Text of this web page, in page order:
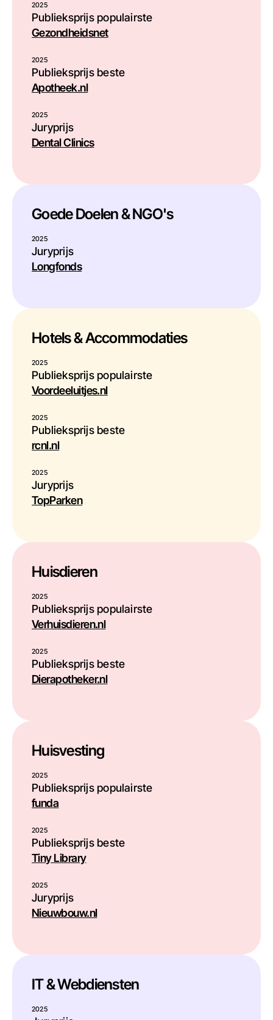
2025
Publieksprijs populairste
Gezondheidsnet
2025
Publieksprijs beste
Apotheek.nl
2025
Juryprijs
Dental Clinics
Goede Doelen & NGO's
2025
Juryprijs
Longfonds
Hotels & Accommodaties
2025
Publieksprijs populairste
Voordeeluitjes.nl
2025
Publieksprijs beste
rcnl.nl
2025
Juryprijs
TopParken
Huisdieren
2025
Publieksprijs populairste
Verhuisdieren.nl
2025
Publieksprijs beste
Dierapotheker.nl
Huisvesting
2025
Publieksprijs populairste
funda
2025
Publieksprijs beste
Tiny Library
2025
Juryprijs
Nieuwbouw.nl
IT & Webdiensten
2025